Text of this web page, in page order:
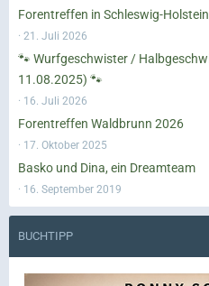
Forentreffen in Schleswig-
21. Juli 2026
🐾 Wurfgeschwister /
11.08.2025) 🐾
16. Juli 2026
Forentreffen Waldbrunn 2026
17. Oktober 2025
Basko und Dina, ein Dreamteam
16. September 2019
BUCHTIPP